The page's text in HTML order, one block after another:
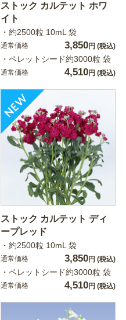
ストック カルテット ホワ
イト
・約2500粒 10mL 袋
通常価格 3,850円 (税込)
・ペレットシード約3000粒 袋
通常価格 4,510円 (税込)
ストック カルテット ディ
ープレッド
・約2500粒 10mL 袋
通常価格 3,850円 (税込)
・ペレットシード約3000粒 袋
通常価格 4,510円 (税込)